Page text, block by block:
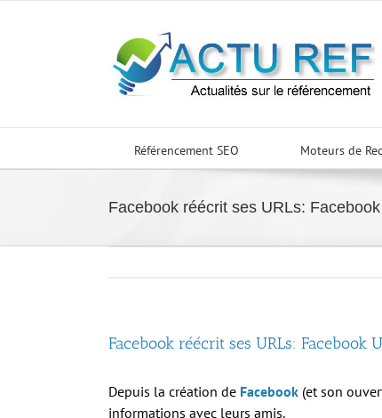
Référencement SEO Moteurs de
Facebook réécrit ses URLs:
Facebook réécrit ses URLs: Facebook
Depuis la création de Facebook (et son
informations avec leurs amis.